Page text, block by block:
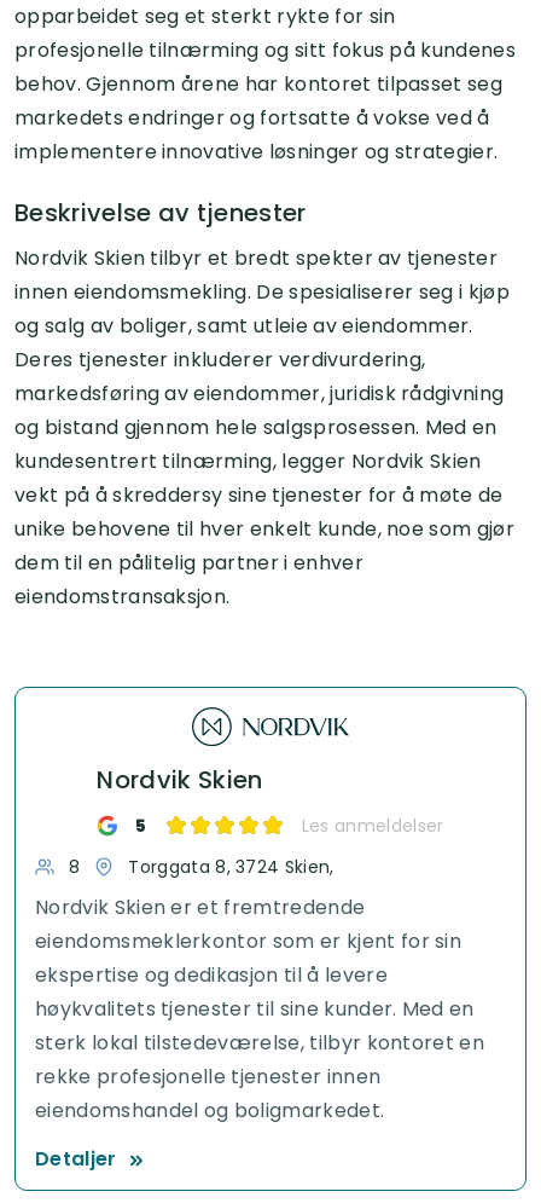
opparbeidet seg et sterkt rykte for sin
profesjonelle tilnærming og sitt fokus på kundenes
behov. Gjennom årene har kontoret tilpasset seg
markedets endringer og fortsatte å vokse ved å
implementere innovative løsninger og strategier.
Beskrivelse av tjenester
Nordvik Skien tilbyr et bredt spekter av tjenester
innen eiendomsmekling. De spesialiserer seg i kjøp
og salg av boliger, samt utleie av eiendommer.
Deres tjenester inkluderer verdivurdering,
markedsføring av eiendommer, juridisk rådgivning
og bistand gjennom hele salgsprosessen. Med en
kundesentrert tilnærming, legger Nordvik Skien
vekt på å skreddersy sine tjenester for å møte de
unike behovene til hver enkelt kunde, noe som gjør
dem til en pålitelig partner i enhver
eiendomstransaksjon.
Nordvik Skien
5 Les anmeldelser
Nordvik Skien er et fremtredende
eiendomsmeklerkontor som er kjent for sin
ekspertise og dedikasjon til å levere
høykvalitets tjenester til sine kunder. Med en
sterk lokal tilstedeværelse, tilbyr kontoret en
rekke profesjonelle tjenester innen
eiendomshandel og boligmarkedet.
8 Torggata 8, 3724 Skien,
Detaljer